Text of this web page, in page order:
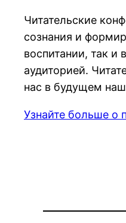
Читательские
сознания и
воспитании, так и
аудиторией.
нас в будущем
Узнайте больше о